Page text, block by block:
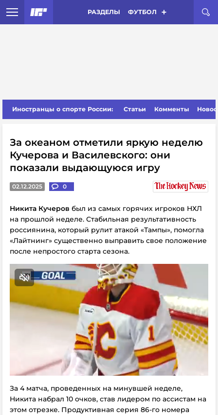
РАЗДЕЛЫ ФУТБОЛ
Иностранцы о спорте России: Статьи Комменты
За океаном отметили яркую неделю
Кучерова и Василевского: они
показали выдающуюся игру
02.12.2025 0
Никита Кучеров был из самых горячих игроков НХЛ
на прошлой неделе. Стабильная результативность
россиянина, который рулит атакой «Тампы», помогла
«Лайтнинг» существенно выправить свое положение
после непростого старта сезона.
За 4 матча, проведенных на минувшей неделе,
Никита набрал 10 очков, став лидером по ассистам на
этом отрезке. Продуктивная серия 86-го номера